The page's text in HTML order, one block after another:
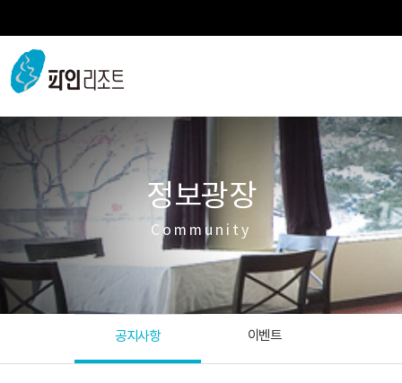
정보광장
Community
공지사항 이벤트